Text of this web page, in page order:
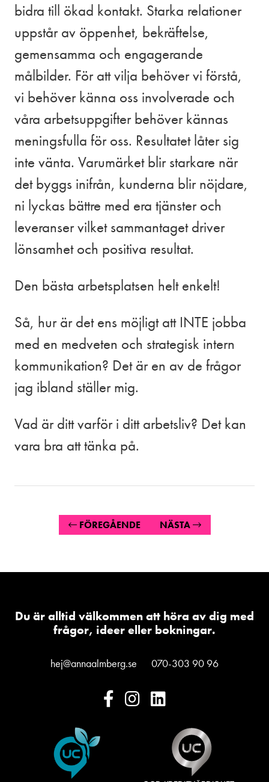
bidra till ökad kontakt. Starka relationer
uppstår av öppenhet, bekräftelse,
gemensamma och engagerande
målbilder. För att vilja behöver vi förstå,
vi behöver känna oss involverade och
våra arbetsuppgifter behöver kännas
meningsfulla för oss. Resultatet låter sig
inte vänta. Varumärket blir starkare när
det byggs inifrån, kunderna blir nöjdare,
ni lyckas bättre med era tjänster och
leveranser vilket sammantaget driver
lönsamhet och positiva resultat.
Den bästa arbetsplatsen helt enkelt!
Så, hur är det ens möjligt att INTE jobba
med en medveten och strategisk intern
kommunikation? Det är en av de frågor
jag ibland ställer mig.
Vad är ditt varför i ditt arbetsliv? Det kan
vara bra att tänka på.
FÖREGÅENDE NÄSTA
Du är alltid välkommen att höra av dig med
frågor, ideer eller bokningar.
hej@annaalmberg.se 070-303 90 96